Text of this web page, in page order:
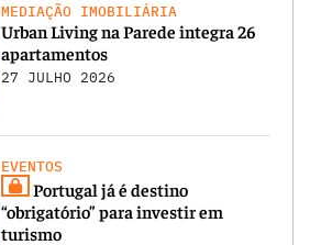
MEDIAÇÃO IMOBILIÁRIA
Urban Living na Parede integra 26
apartamentos
27 JULHO 2026
EVENTOS
Portugal já é destino
“obrigatório” para investir em
turismo